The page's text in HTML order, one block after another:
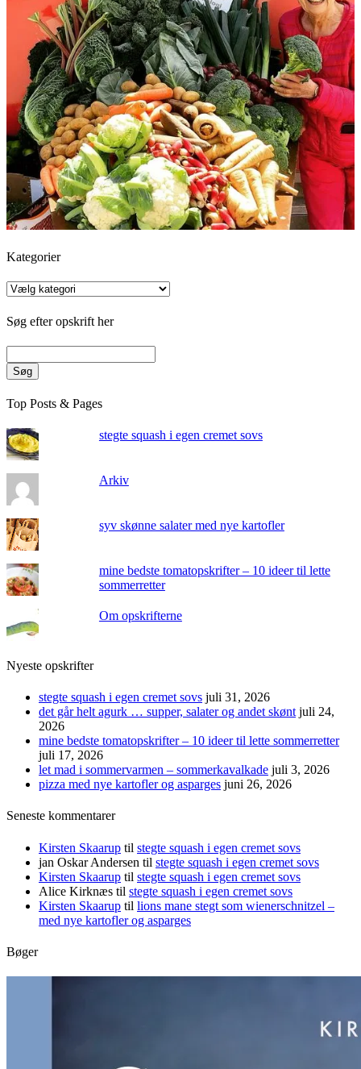
Kategorier
Kategorier
Søg efter opskrift her
Søg
Top Posts & Pages
stegte squash i egen cremet sovs
Arkiv
syv skønne salater med nye kartofler
mine bedste tomatopskrifter – 10 ideer til lette
sommerretter
Om opskrifterne
Nyeste opskrifter
stegte squash i egen cremet sovs juli 31, 2026
det går helt agurk … supper, salater og andet skønt juli 24,
2026
mine bedste tomatopskrifter – 10 ideer til lette sommerretter
juli 17, 2026
let mad i sommervarmen – sommerkavalkade juli 3, 2026
pizza med nye kartofler og asparges juni 26, 2026
Seneste kommentarer
Kirsten Skaarup til stegte squash i egen cremet sovs
jan Oskar Andersen til stegte squash i egen cremet sovs
Kirsten Skaarup til stegte squash i egen cremet sovs
Alice Kirknæs til stegte squash i egen cremet sovs
Kirsten Skaarup til lions mane stegt som wienerschnitzel –
med nye kartofler og asparges
Bøger